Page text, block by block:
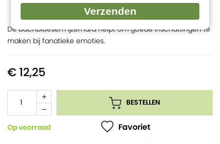
De bachbloesem ijzerhard helpt om goede inschattingen te
maken bij fanatieke emoties.
€ 12,25
BESTELLEN
Op voorraad Favoriet
e-
mailadres
Verzenden